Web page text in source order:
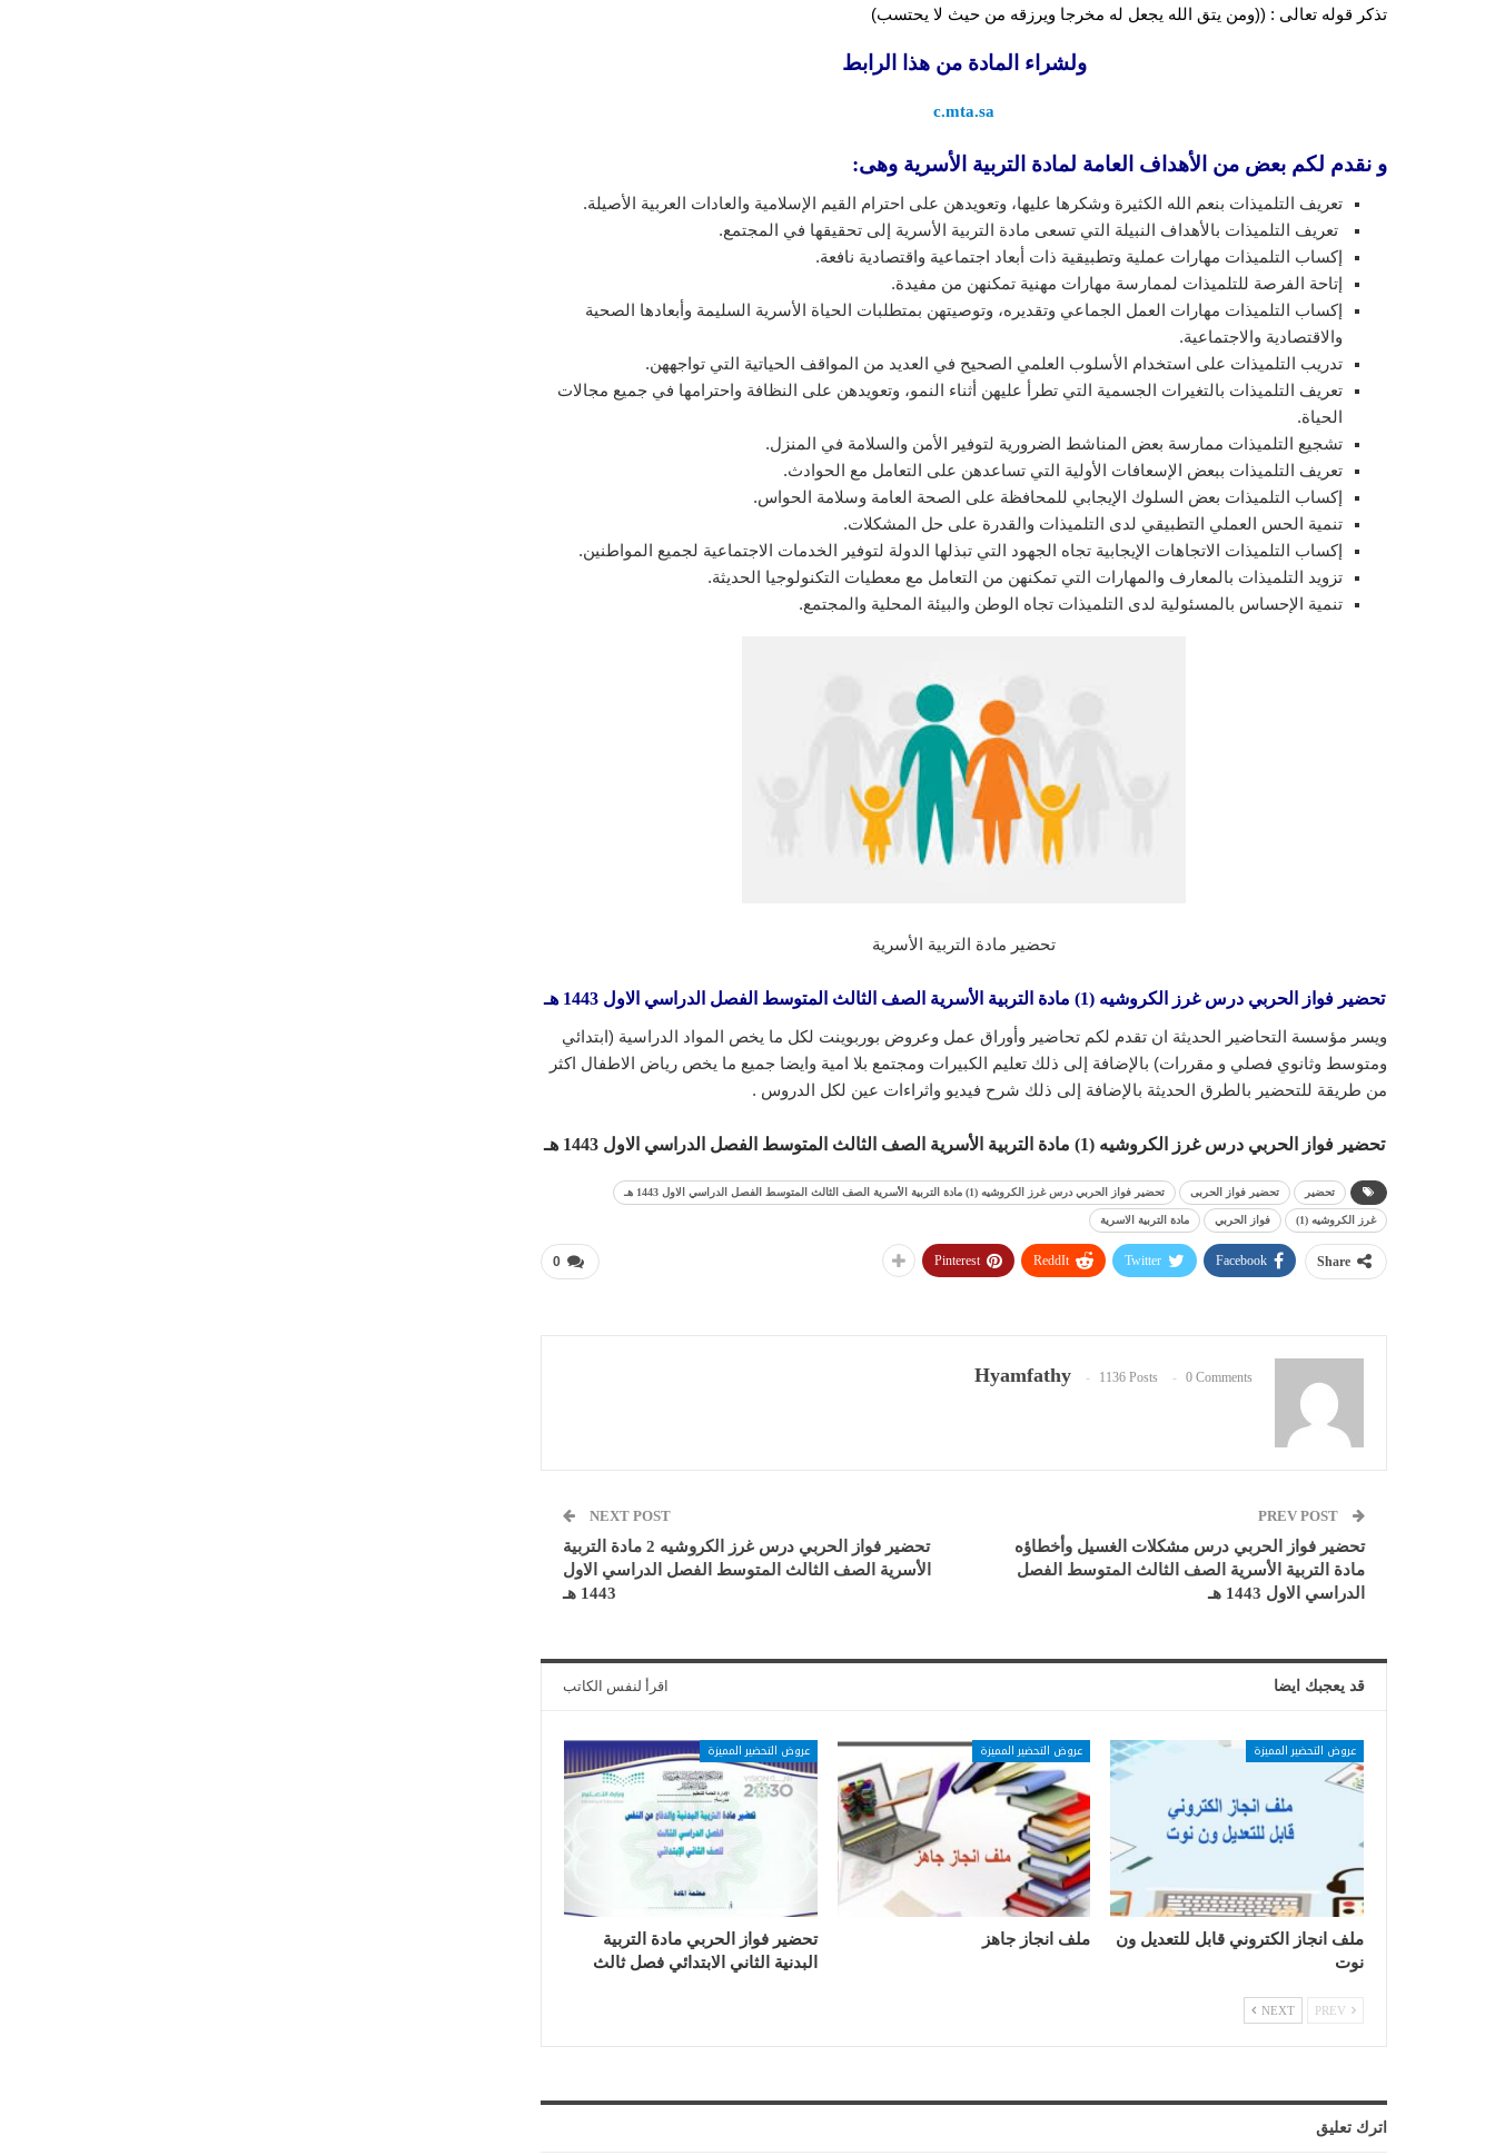
تذكر قوله تعالى : ((ومن يتق الله يجعل له مخرجا ويرزقه من حيث لا يحتسب)
ولشراء المادة من هذا الرابط
c.mta.sa
و نقدم لكم بعض من الأهداف العامة لمادة التربية الأسرية وهى:
تعريف التلميذات بنعم الله الكثيرة وشكرها عليها، وتعويدهن على احترام القيم الإسلامية والعادات العربية الأصيلة.
تعريف التلميذات بالأهداف النبيلة التي تسعى مادة التربية الأسرية إلى تحقيقها في المجتمع.
إكساب التلميذات مهارات عملية وتطبيقية ذات أبعاد اجتماعية واقتصادية نافعة.
إتاحة الفرصة للتلميذات لممارسة مهارات مهنية تمكنهن من مفيدة.
إكساب التلميذات مهارات العمل الجماعي وتقديره، وتوصيتهن بمتطلبات الحياة الأسرية السليمة وأبعادها الصحية
والاقتصادية والاجتماعية.
تدريب التلميذات على استخدام الأسلوب العلمي الصحيح في العديد من المواقف الحياتية التي تواجههن.
تعريف التلميذات بالتغيرات الجسمية التي تطرأ عليهن أثناء النمو، وتعويدهن على النظافة واحترامها في جميع مجالات
الحياة.
تشجيع التلميذات ممارسة بعض المناشط الضرورية لتوفير الأمن والسلامة في المنزل.
تعريف التلميذات ببعض الإسعافات الأولية التي تساعدهن على التعامل مع الحوادث.
إكساب التلميذات بعض السلوك الإيجابي للمحافظة على الصحة العامة وسلامة الحواس.
تنمية الحس العملي التطبيقي لدى التلميذات والقدرة على حل المشكلات.
إكساب التلميذات الاتجاهات الإيجابية تجاه الجهود التي تبذلها الدولة لتوفير الخدمات الاجتماعية لجميع المواطنين.
تزويد التلميذات بالمعارف والمهارات التي تمكنهن من التعامل مع معطيات التكنولوجيا الحديثة.
تنمية الإحساس بالمسئولية لدى التلميذات تجاه الوطن والبيئة المحلية والمجتمع.
تحضير مادة التربية الأسرية
تحضير فواز الحربي درس غرز الكروشيه (1) مادة التربية الأسرية الصف الثالث المتوسط الفصل الدراسي الاول 1443 هـ
ويسر مؤسسة التحاضير الحديثة ان تقدم لكم تحاضير وأوراق عمل وعروض بوربوينت لكل ما يخص المواد الدراسية (ابتدائي
ومتوسط وثانوي فصلي و مقررات) بالإضافة إلى ذلك تعليم الكبيرات ومجتمع بلا امية وايضا جميع ما يخص رياض الاطفال اكثر
من طريقة للتحضير بالطرق الحديثة بالإضافة إلى ذلك شرح فيديو واثراءات عين لكل الدروس .
تحضير فواز الحربي درس غرز الكروشيه (1) مادة التربية الأسرية الصف الثالث المتوسط الفصل الدراسي الاول 1443 هـ
تحضير تحضير فواز الحربى تحضير فواز الحربي درس غرز الكروشيه (1) مادة التربية الأسرية الصف الثالث المتوسط الفصل الدراسي الاول 1443 هـ
غرز الكروشيه (1) فواز الحربي مادة التربية الاسرية
0 Share
Facebook
Twitter
ReddIt
Pinterest
Hyamfathy 1136 Posts 0 Comments
تحضير فواز الحربي درس مشكلات الغسيل وأخطاؤه
مادة التربية الأسرية الصف الثالث المتوسط الفصل
الدراسي الاول 1443 هـ
NEXT POST
تحضير فواز الحربي درس غرز الكروشيه 2 مادة التربية
الأسرية الصف الثالث المتوسط الفصل الدراسي الاول
1443 هـ
قد يعجبك ايضا اقرأ لنفس الكاتب
عروض التحضير المميزة
ملف انجاز الكتروني قابل للتعديل ون
نوت
عروض التحضير المميزة
ملف انجاز جاهز
عروض التحضير المميزة
تحضير فواز الحربي مادة التربية
البدنية الثاني الابتدائي فصل ثالث
NEXT
اترك تعليق